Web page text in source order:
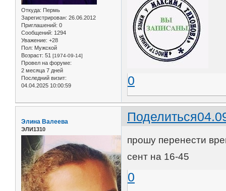
Откуда: Пермь
Зарегистрирован: 26.06.2012
Приглашений: 0
Сообщений: 1294
Уважение: +28
Пол: Мужской
Возраст: 51 [1974-09-14]
Провел на форуме:
2 месяца 7 дней
Последний визит:
04.04.2025 10:00:59
0
Поделиться
Элина Валеева
ЭЛИ1310
прошу перенести
сент на 16-45
0